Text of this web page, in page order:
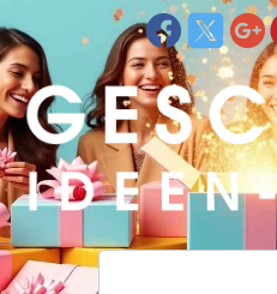
Suchen